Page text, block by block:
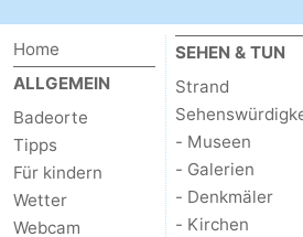
Home
ALLGEMEIN
Badeorte
Tipps
Für kindern
Wetter
Webcam
SEHEN & TUN
Strand
- Museen
- Galerien
- Denkmäler
- Kirchen